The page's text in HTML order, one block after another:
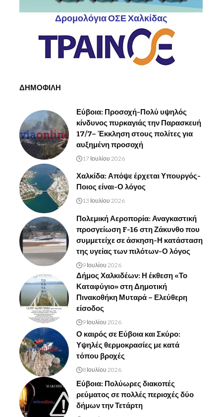
Δρομολόγια ΟΣΕ Χαλκίδας
ΔΗΜΟΦΙΛΗ
Εύβοια: Προσοχή-Πολύ υψηλός
κίνδυνος πυρκαγιάς την Παρασκευή
17/7– Έκκληση στους πολίτες για
αυξημένη προσοχή
17 Ιουλίου 2026
Χαλκίδα: Απόψε έρχεται Υπουργός-
Ποιος είναι-Ο λόγος
13 Ιουλίου 2026
Πολεμική Αεροπορία: Αναγκαστική
προσγείωση F-16 στη Ζάκυνθο που
συμμετείχε σε άσκηση-Η κατάσταση
της υγείας των πιλότων-Ο λόγος
9 Ιουλίου 2026
Δήμος Χαλκιδέων: Η έκθεση «Το
Καταφύγιο» στη Δημοτική
Πινακοθήκη Μυταρά – Ελεύθερη
είσοδος
9 Ιουλίου 2026
Ο καιρός σε Εύβοια και Σκύρο:
Υψηλές θερμοκρασίες με κατά
τόπου βροχές
8 Ιουλίου 2026
Εύβοια: Πολύωρες διακοπές
ρεύματος σε πολλές περιοχές δύο
δήμων την Τετάρτη